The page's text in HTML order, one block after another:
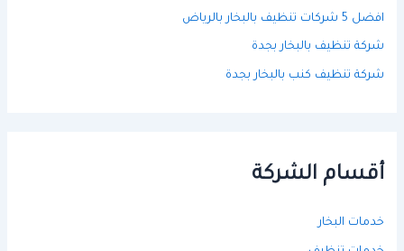
افضل 5 شركات تنظيف بالبخار بالرياض
شركة تنظيف بالبخار بجدة
شركة تنظيف كنب بالبخار بجدة
أقسام الشركة
خدمات البخار